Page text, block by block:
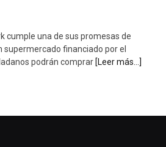
cumple una de sus promesas de
supermercado financiado por el
podrán comprar [Leer más...]